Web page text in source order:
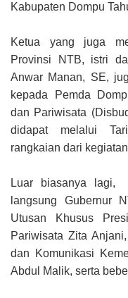
Kabupaten Dompu
Ketua yang juga
Provinsi NTB, istri
Anwar Manan, SE,
kepada Pemda
dan Pariwisata
didapat melalui
rangkaian dari
Luar biasanya lagi,
langsung Gubernur
Utusan Khusus
Pariwisata Zita
dan Komunikasi
Abdul Malik, serta